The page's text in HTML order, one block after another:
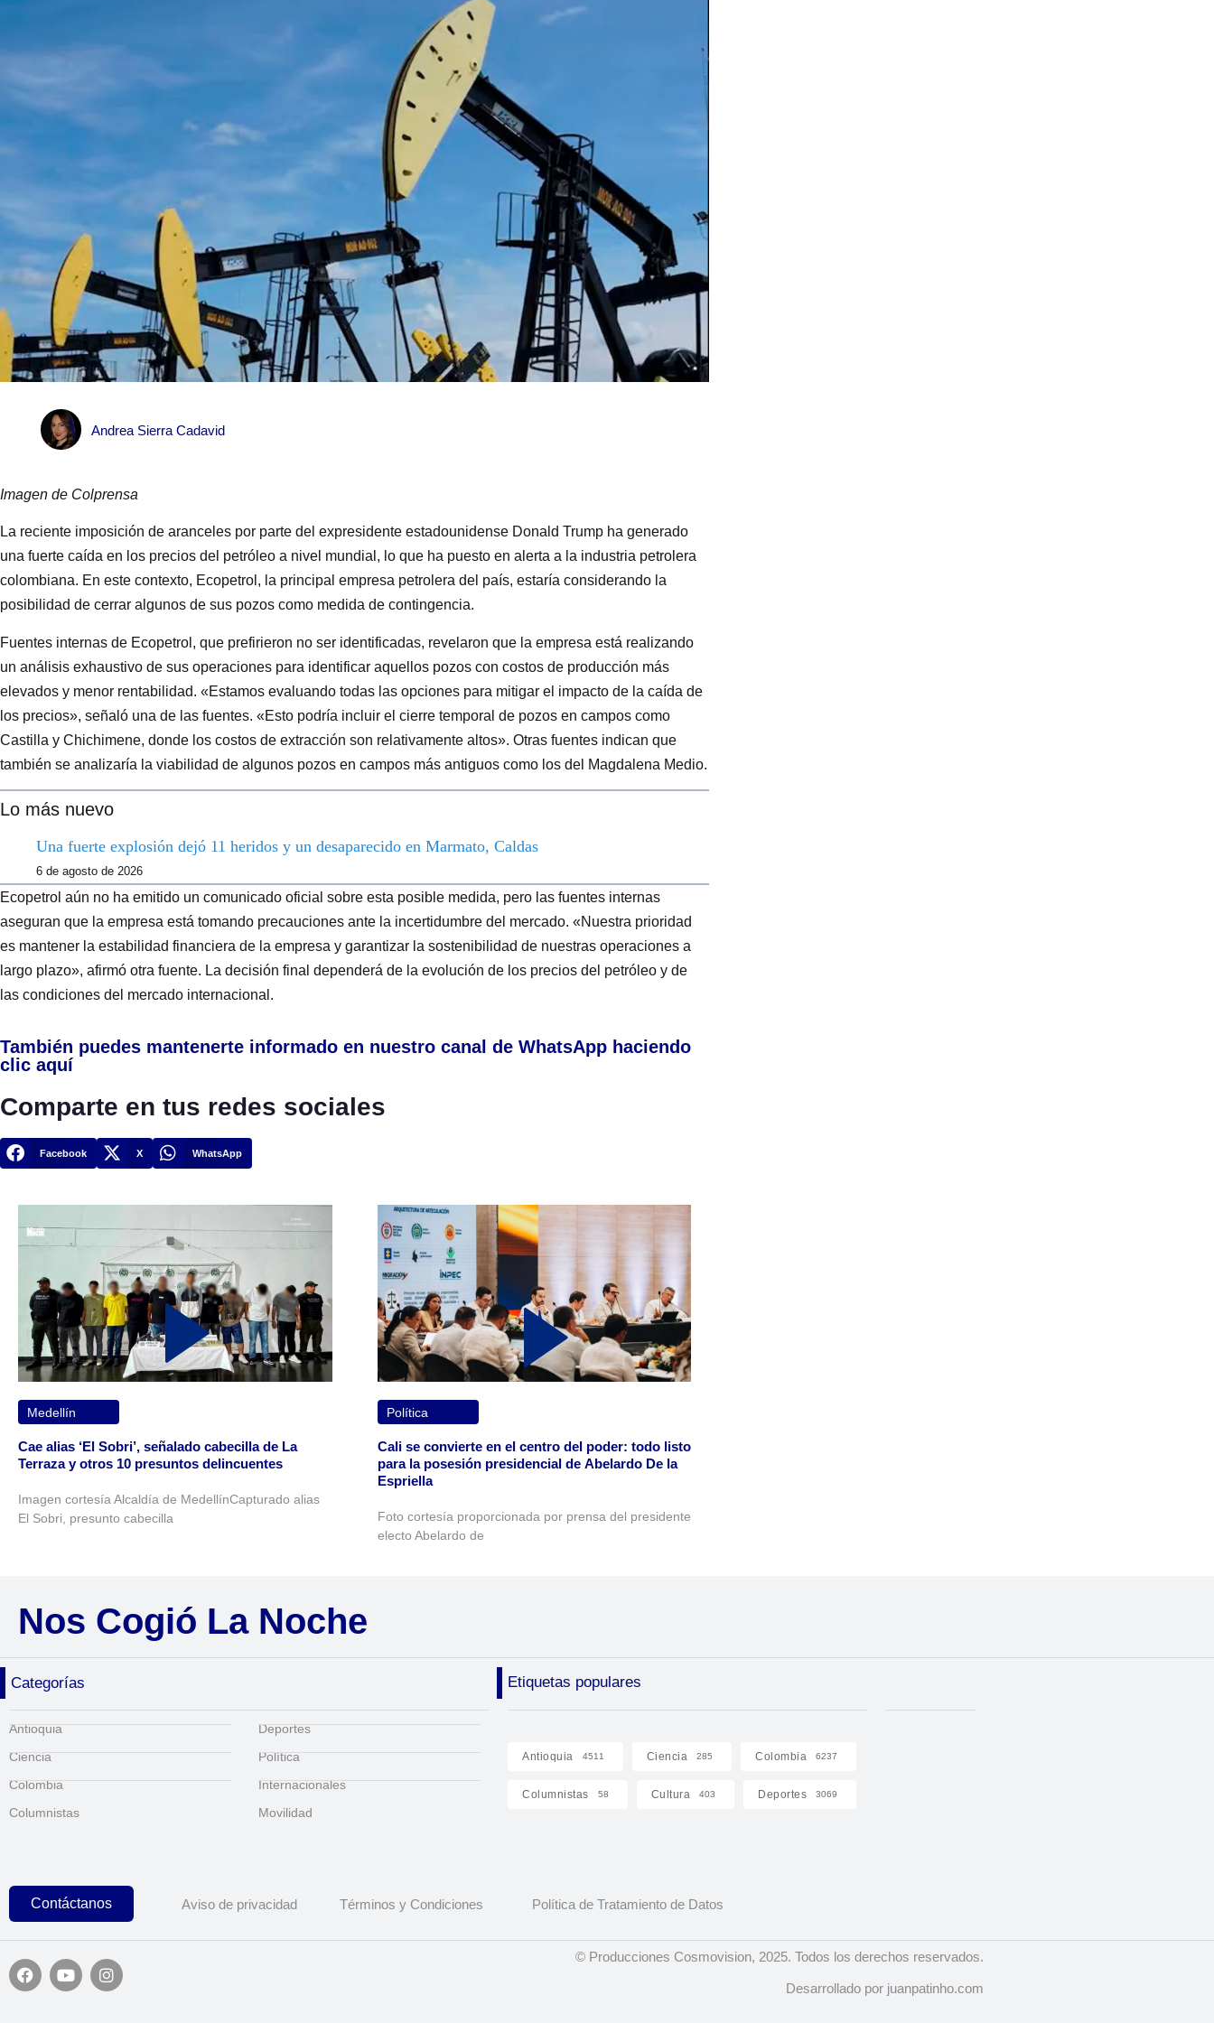
Andrea Sierra Cadavid
Imagen de Colprensa
La reciente imposición de aranceles por parte del expresidente estadounidense Donald Trump ha generado
una fuerte caída en los precios del petróleo a nivel mundial, lo que ha puesto en alerta a la industria petrolera
colombiana. En este contexto, Ecopetrol, la principal empresa petrolera del país, estaría considerando la
posibilidad de cerrar algunos de sus pozos como medida de contingencia.
Fuentes internas de Ecopetrol, que prefirieron no ser identificadas, revelaron que la empresa está realizando
un análisis exhaustivo de sus operaciones para identificar aquellos pozos con costos de producción más
elevados y menor rentabilidad. «Estamos evaluando todas las opciones para mitigar el impacto de la caída de
los precios», señaló una de las fuentes. «Esto podría incluir el cierre temporal de pozos en campos como
Castilla y Chichimene, donde los costos de extracción son relativamente altos». Otras fuentes indican que
también se analizaría la viabilidad de algunos pozos en campos más antiguos como los del Magdalena Medio.
Lo más nuevo
Una fuerte explosión dejó 11 heridos y un desaparecido en Marmato, Caldas
6 de agosto de 2026
Ecopetrol aún no ha emitido un comunicado oficial sobre esta posible medida, pero las fuentes internas
aseguran que la empresa está tomando precauciones ante la incertidumbre del mercado. «Nuestra prioridad
es mantener la estabilidad financiera de la empresa y garantizar la sostenibilidad de nuestras operaciones a
largo plazo», afirmó otra fuente. La decisión final dependerá de la evolución de los precios del petróleo y de
las condiciones del mercado internacional.
También puedes mantenerte informado en nuestro canal de WhatsApp haciendo
clic aquí
Comparte en tus redes sociales
Facebook X WhatsApp
Medellín
Cae alias ‘El Sobri’, señalado cabecilla de La
Terraza y otros 10 presuntos delincuentes
Imagen cortesía Alcaldía de MedellínCapturado alias
El Sobri, presunto cabecilla
Política
Cali se convierte en el centro del poder: todo listo
para la posesión presidencial de Abelardo De la
Espriella
Foto cortesía proporcionada por prensa del presidente
electo Abelardo de
Nos Cogió La Noche
Categorías Etiquetas populares
Antioquia
Ciencia
Colombia
Columnistas
Deportes
Política
Internacionales
Movilidad
Antioquia 4511 Ciencia 285 Colombia 6237
Columnistas 58 Cultura 403 Deportes 3069
Contáctanos Aviso de privacidad Términos y Condiciones Política de Tratamiento de Datos
© Producciones Cosmovision, 2025. Todos los derechos reservados.
Desarrollado por juanpatinho.com